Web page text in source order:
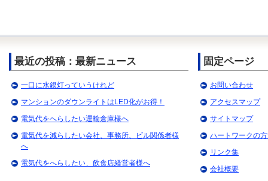
最近の投稿：最新ニュース
一口に水銀灯っていうけれど
マンションのダウンライトはLED化がお得！
電気代をへらしたい運輸倉庫様へ
電気代を減らしたい会社、事務所、ビル関係者様
へ
電気代をへらしたい、飲食店経営者様へ
固定ページ
お問い合わせ
アクセスマップ
サイトマップ
ハートワークの
リンク集
会社概要